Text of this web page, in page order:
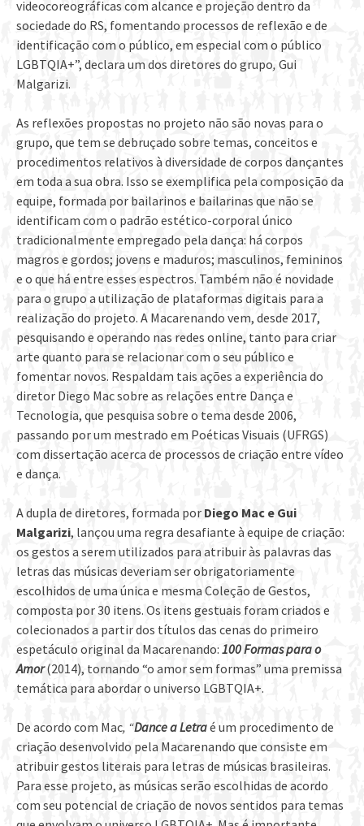
videocoreográficas com alcance e projeção dentro da
sociedade do RS, fomentando processos de reflexão e de
identificação com o público, em especial com o público
LGBTQIA+”, declara um dos diretores do grupo, Gui
Malgarizi.
As reflexões propostas no projeto não são novas para o
grupo, que tem se debruçado sobre temas, conceitos e
procedimentos relativos à diversidade de corpos dançantes
em toda a sua obra. Isso se exemplifica pela composição da
equipe, formada por bailarinos e bailarinas que não se
identificam com o padrão estético-corporal único
tradicionalmente empregado pela dança: há corpos
magros e gordos; jovens e maduros; masculinos, femininos
e o que há entre esses espectros. Também não é novidade
para o grupo a utilização de plataformas digitais para a
realização do projeto. A Macarenando vem, desde 2017,
pesquisando e operando nas redes online, tanto para criar
arte quanto para se relacionar com o seu público e
fomentar novos. Respaldam tais ações a experiência do
diretor Diego Mac sobre as relações entre Dança e
Tecnologia, que pesquisa sobre o tema desde 2006,
passando por um mestrado em Poéticas Visuais (UFRGS)
com dissertação acerca de processos de criação entre vídeo
e dança.
A dupla de diretores, formada por Diego Mac e Gui
Malgarizi, lançou uma regra desafiante à equipe de criação:
os gestos a serem utilizados para atribuir às palavras das
letras das músicas deveriam ser obrigatoriamente
escolhidos de uma única e mesma Coleção de Gestos,
composta por 30 itens. Os itens gestuais foram criados e
colecionados a partir dos títulos das cenas do primeiro
espetáculo original da Macarenando: 100 Formas para o
Amor(2014), tornando “o amor sem formas” uma premissa
temática para abordar o universo LGBTQIA+.
De acordo com Mac, “Dance a Letraé um procedimento de
criação desenvolvido pela Macarenando que consiste em
atribuir gestos literais para letras de músicas brasileiras.
Para esse projeto, as músicas serão escolhidas de acordo
com seu potencial de criação de novos sentidos para temas